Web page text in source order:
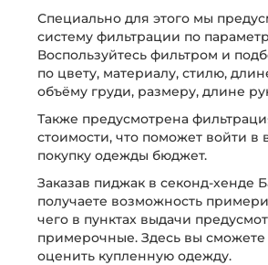
Специально для этого мы
систему фильтрации по
Воспользуйтесь фильтром и
по цвету, материалу, стилю,
объёму груди, размеру, длине
Также предусмотрена
стоимости, что поможет войти
покупку одежды бюджет.
Заказав пиджак в секонд-хенде
получаете возможность
чего в пунктах выдачи
примерочные. Здесь вы сможете
оценить купленную одежду.